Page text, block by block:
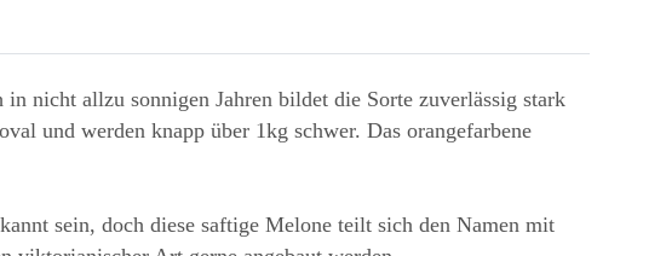
nicht allzu sonnigen Jahren bildet die Sorte zuverlässig stark
und werden knapp über 1kg schwer. Das orangefarbene
sein, doch diese saftige Melone teilt sich den Namen mit